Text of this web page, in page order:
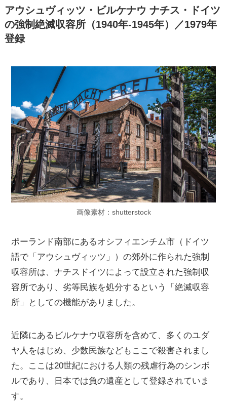
アウシュヴィッツ・ビルケナウ ナチス・ドイツ
の強制絶滅収容所（1940年-1945年）／1979年
登録
画像素材：shutterstock
ポーランド南部にあるオシフィエンチム市（ドイツ
語で「アウシュヴィッツ」）の郊外に作られた強制
収容所は、ナチスドイツによって設立された強制収
容所であり、劣等民族を処分するという「絶滅収容
所」としての機能がありました。
近隣にあるビルケナウ収容所を含めて、多くのユダ
ヤ人をはじめ、少数民族などもここで殺害されまし
た。ここは20世紀における人類の残虐行為のシンボ
ルであり、日本では負の遺産として登録されていま
す。